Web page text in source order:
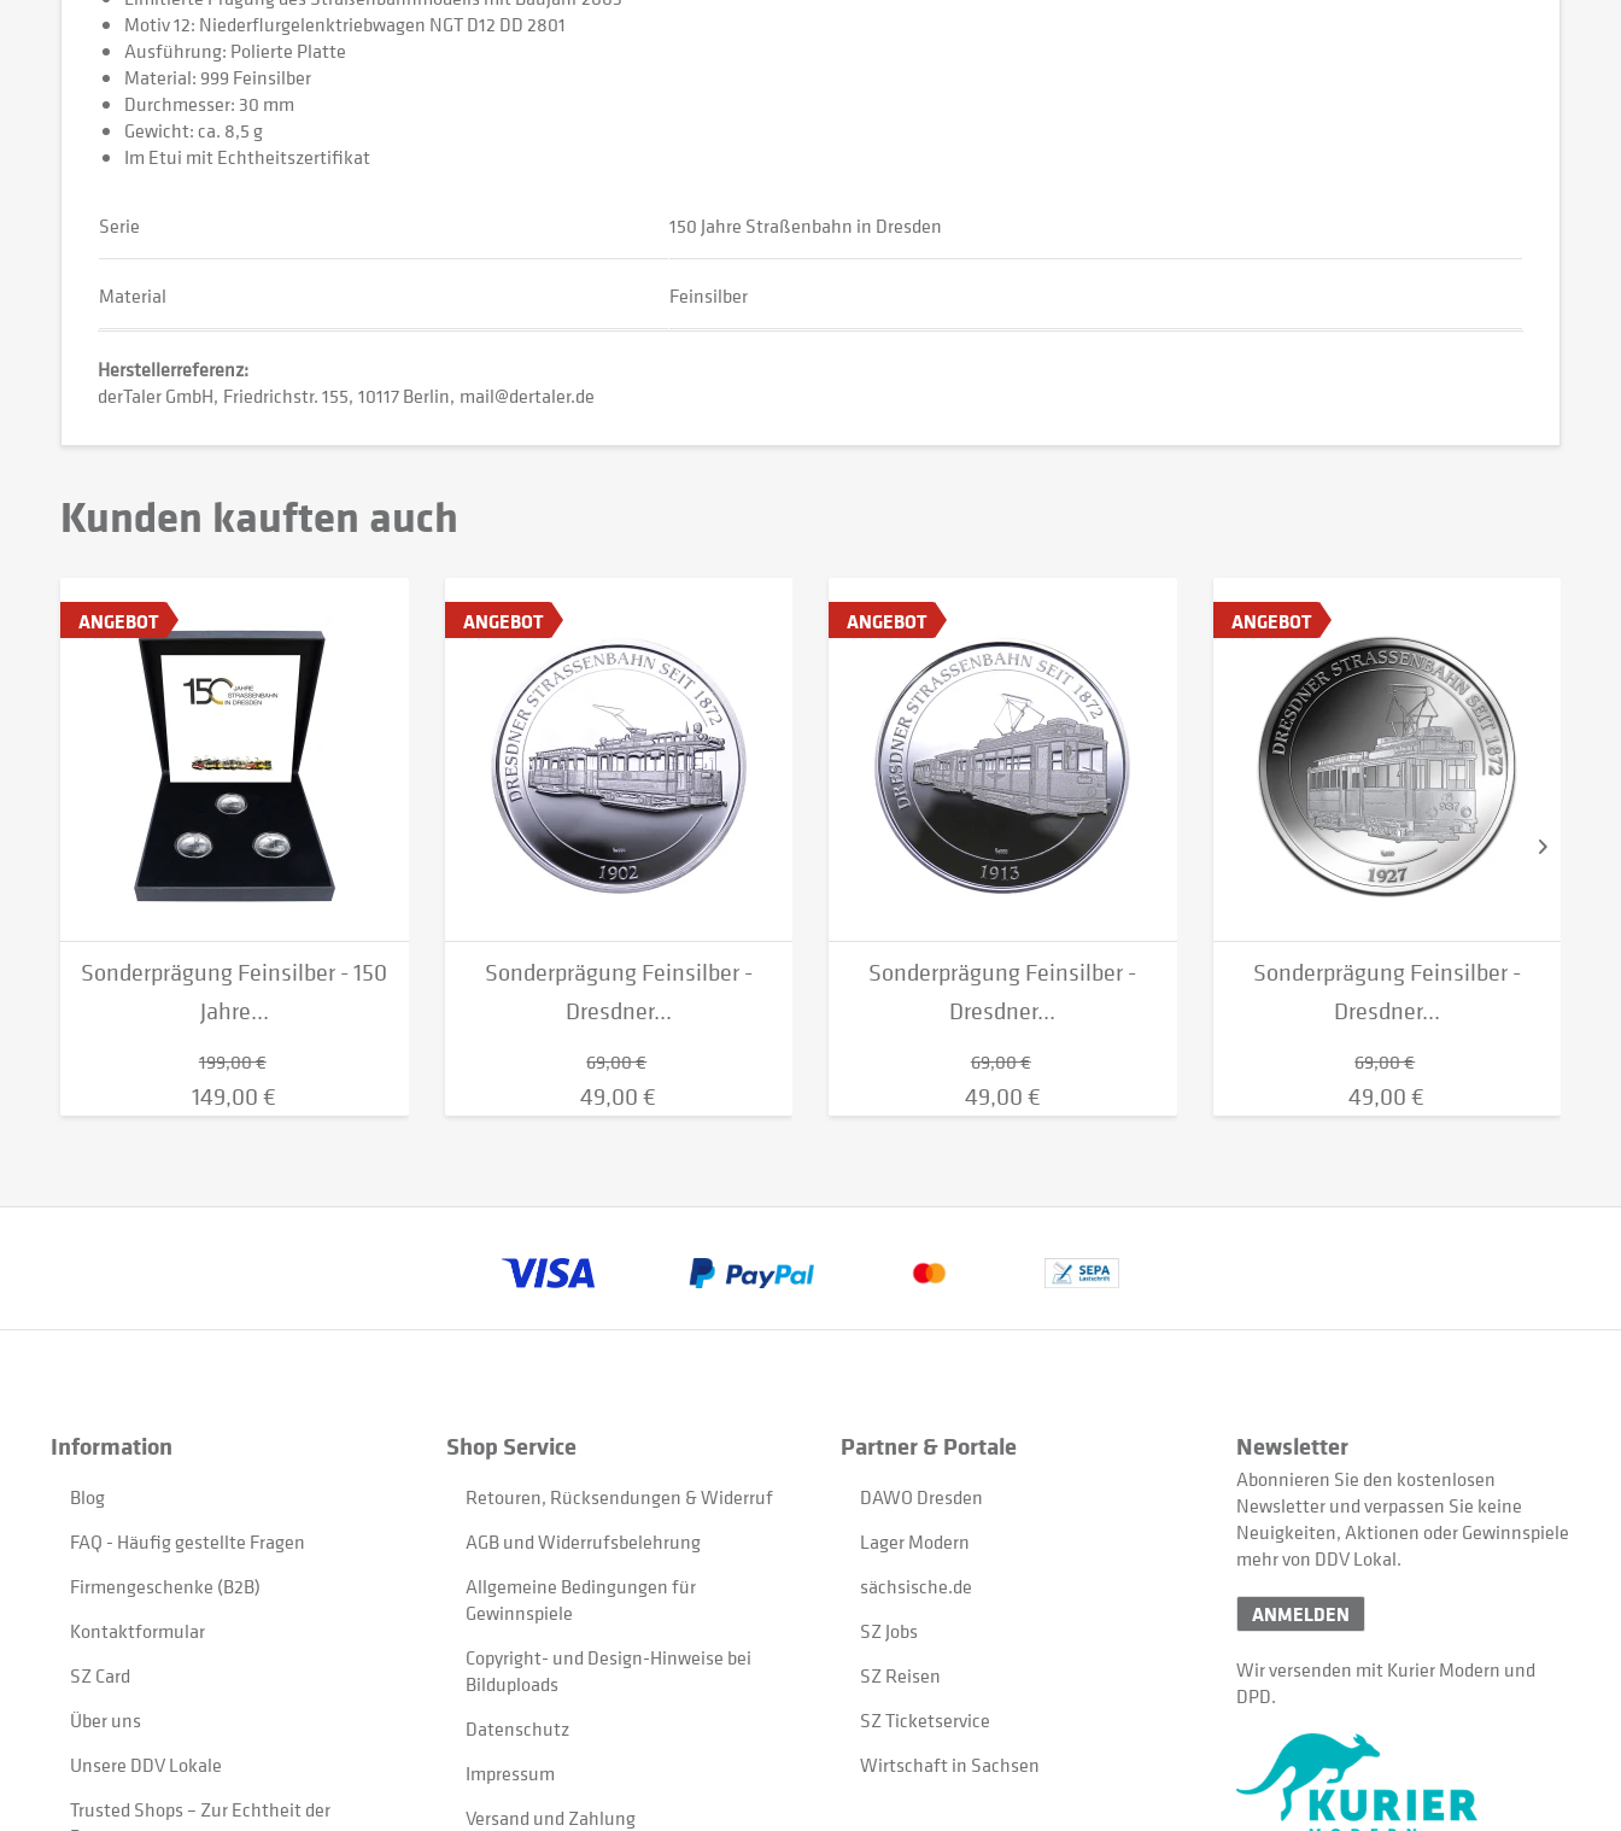
Motiv 12: Niederflurgelenktriebwagen NGT D12 DD 2801
Ausführung: Polierte Platte
Material: 999 Feinsilber
Durchmesser: 30 mm
Gewicht: ca. 8,5 g
Im Etui mit Echtheitszertifikat
Serie 150 Jahre Straßenbahn in Dresden
Material Feinsilber
Herstellerreferenz:
derTaler GmbH Friedrichstr. 155 10117 Berlin mail@dertaler.de
Kunden kauften auch
ANGEBOT
Sonderprägung Feinsilber - 150
Jahre...
199,00 €
149,00 €
ANGEBOT
Sonderprägung Feinsilber -
Dresdner...
69,00 €
49,00 €
ANGEBOT
Sonderprägung Feinsilber -
Dresdner...
69,00 €
49,00 €
ANGEBOT
Sonderprägung Feinsilber -
Dresdner...
69,00 €
49,00 €
Information
Blog
FAQ - Häufig gestellte Fragen
Firmengeschenke (B2B)
Kontaktformular
SZ Card
Über uns
Unsere DDV Lokale
Trusted Shops – Zur Echtheit der
Shop Service
Retouren, Rücksendungen & Widerruf
AGB und Widerrufsbelehrung
Allgemeine Bedingungen für
Gewinnspiele
Copyright- und Design-Hinweise bei
Bilduploads
Datenschutz
Impressum
Versand und Zahlung
Partner & Portale
DAWO Dresden
Lager Modern
sächsische.de
SZ Jobs
SZ Reisen
SZ Ticketservice
Wirtschaft in Sachsen
Newsletter
Abonnieren Sie den kostenlosen
Newsletter und verpassen Sie keine
Neuigkeiten, Aktionen oder Gewinnspiele
mehr von DDV Lokal.
ANMELDEN
Wir versenden mit Kurier Modern und
DPD.